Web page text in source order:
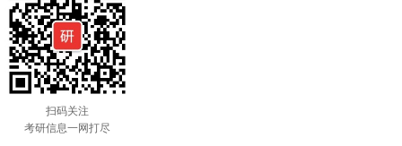
扫码关注
考研信息一网打尽